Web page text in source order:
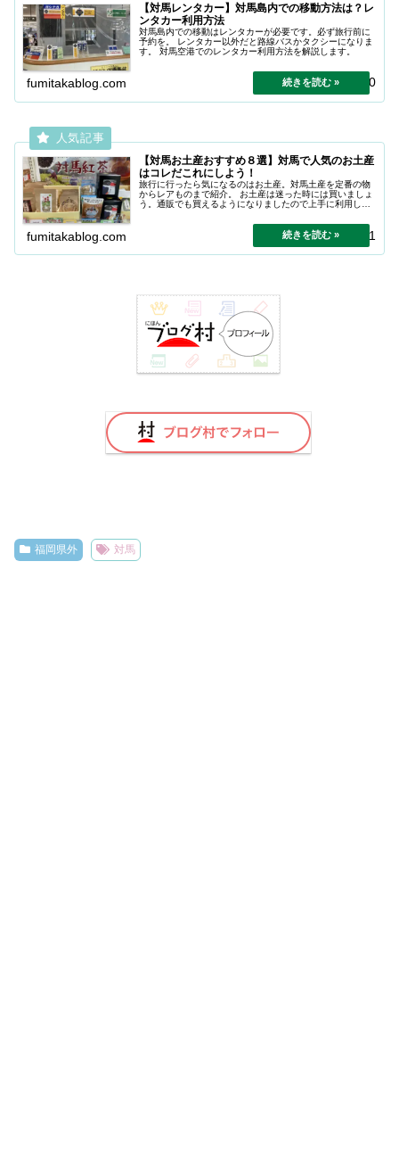
【対馬レンタカー】対馬島内での移動方法は？レ
ンタカー利用方法
対馬島内での移動はレンタカーが必要です。必ず旅行前に
予約を。 レンタカー以外だと路線バスかタクシーになりま
す。 対馬空港でのレンタカー利用方法を解説します。
fumitakablog.com 2025.06.10
【対馬お土産おすすめ８選】対馬で人気のお土産
はコレだこれにしよう！
旅行に行ったら気になるのはお土産。対馬土産を定番の物
からレアものまで紹介。 お土産は迷った時には買いましょ
う。通販でも買えるようになりましたので上手に利用しま
fumitakablog.com 2026.07.31
福岡県外 対馬